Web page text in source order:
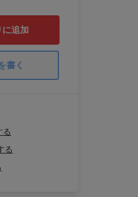
に追加
書く
る
る